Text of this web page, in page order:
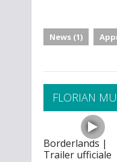
News (1)
FLORIAN
Borderlands |
Trailer ufficiale